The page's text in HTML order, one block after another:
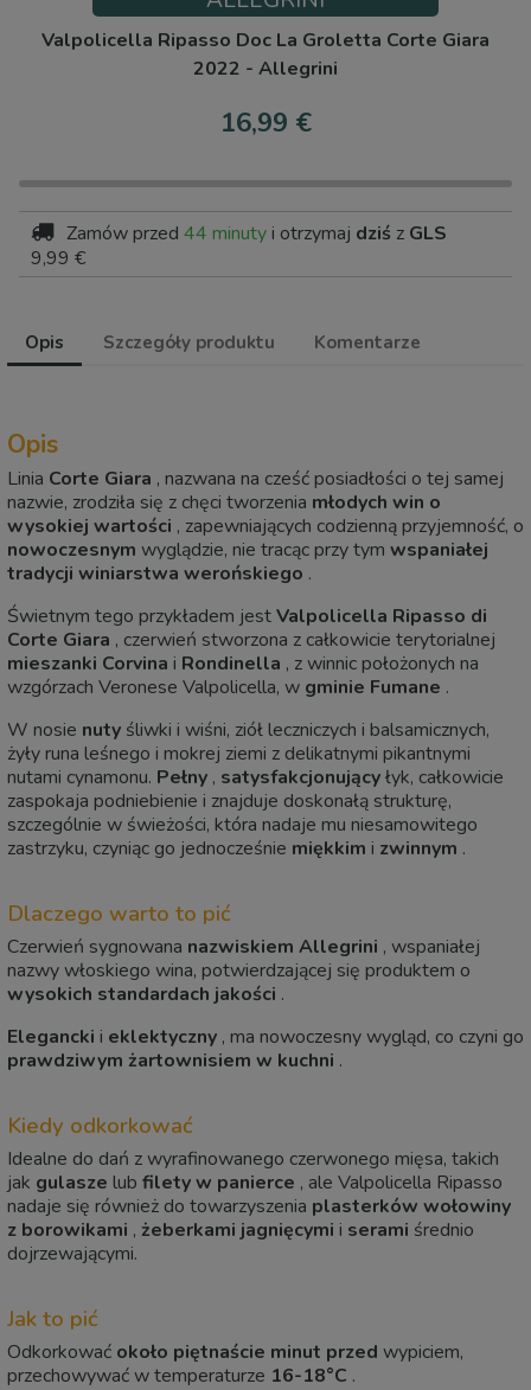
Valpolicella Ripasso Doc La Groletta Corte Giara
2022 - Allegrini
16,99 €
Zamów przed 44 minutyi otrzymaj dziś z GLS
9,99 €
Opis Szczegóły produktu Komentarze
Opis
Linia Corte Giara , nazwana na cześć posiadłości o tej samej
nazwie, zrodziła się z chęci tworzenia młodych win o
wysokiej wartości , zapewniających codzienną przyjemność, o
nowoczesnym wyglądzie, nie tracąc przy tym wspaniałej
tradycji winiarstwa werońskiego .
Świetnym tego przykładem jestValpolicella Ripasso di
Corte Giara , czerwień stworzona z całkowicie terytorialnej
mieszanki Corvina i Rondinella , z winnic położonych na
wzgórzach Veronese Valpolicella, w gminie Fumane .
W nosie nuty śliwki i wiśni, ziół leczniczych i balsamicznych,
żyły runa leśnego i mokrej ziemi z delikatnymi pikantnymi
nutami cynamonu. Pełny , satysfakcjonującyłyk, całkowicie
zaspokaja podniebienie i znajduje doskonałą strukturę,
szczególnie w świeżości, która nadaje mu niesamowitego
zastrzyku, czyniąc go jednocześnie miękkim i zwinnym .
Dlaczego warto to pić
Czerwień sygnowana nazwiskiem Allegrini , wspaniałej
nazwy włoskiego wina, potwierdzającej się produktem o
wysokich standardach jakości .
Elegancki i eklektyczny , ma nowoczesny wygląd, co czyni go
prawdziwym żartownisiem w kuchni .
Kiedy odkorkować
Idealne do dań z wyrafinowanego czerwonego mięsa, takich
jak gulasze lub filety w panierce , ale Valpolicella Ripasso
nadaje się również do towarzyszenia plasterków wołowiny
z borowikami , żeberkami jagnięcymi i serami średnio
dojrzewającymi.
Jak to pić
Odkorkować około piętnaście minut przed wypiciem,
przechowywać w temperaturze 16-18°C .